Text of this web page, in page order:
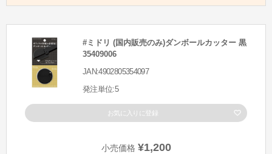
#ミドリ (国内販売のみ)ダンボールカッター 黒
35409006
JAN:4902805354097
発注単位:5
お気に入りに登録
小売価格 ¥1,200